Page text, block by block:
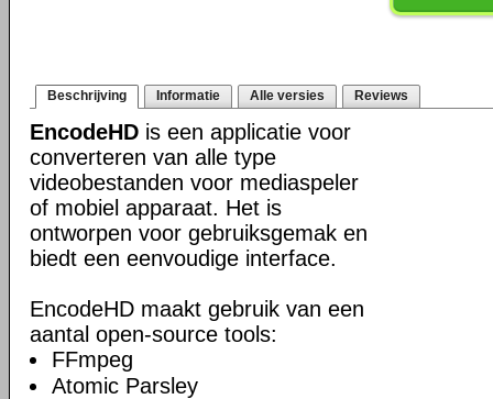
Beschrijving Informatie Alle versies Reviews
EncodeHD is een applicatie voor
converteren van alle type
videobestanden voor mediaspeler
of mobiel apparaat. Het is
ontworpen voor gebruiksgemak en
biedt een eenvoudige interface.
EncodeHD maakt gebruik van een
aantal open-source tools:
FFmpeg
Atomic Parsley